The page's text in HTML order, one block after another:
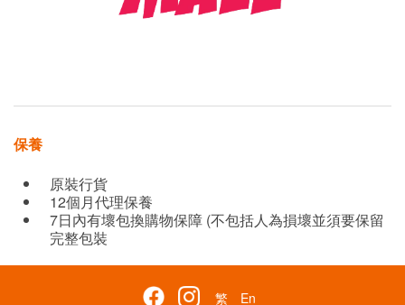
保養
原裝行貨
12個月代理保養
7日內有壞包換購物保障 (不包括人為損壞並須要保留
完整包裝
繁 En